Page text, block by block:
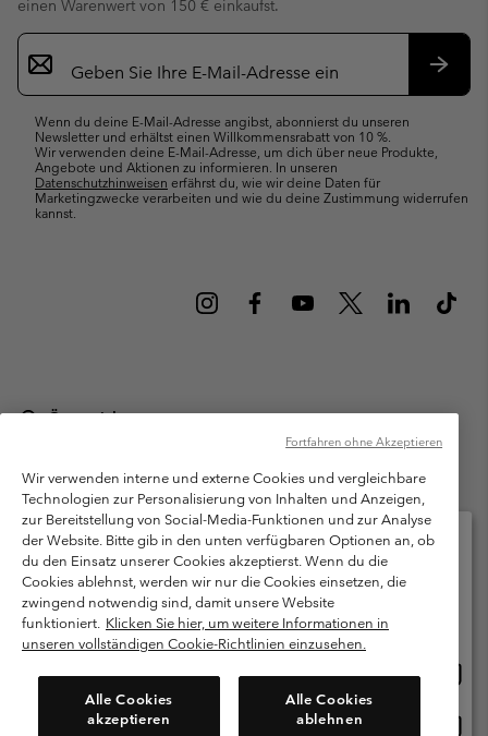
einen Warenwert von 150 € einkaufst.
Newsletter-
Anmeldung
Wenn du deine E-Mail-Adresse angibst, abonnierst du unseren
Newsletter und erhältst einen Willkommensrabatt von 10 %.
Wir verwenden deine E-Mail-Adresse, um dich über neue Produkte,
Angebote und Aktionen zu informieren. In unseren
Datenschutzhinweisen erfährst du, wie wir deine Daten für
Marketingzwecke verarbeiten und wie du deine Zustimmung widerrufen
kannst.
Österreich
Columbia Sportswear Austria GmbH. Moosfeldstraße 1, 5101
Bergheim, Salzburg Österreich. Alle Rechte vorbehalten.
Nutzungsbedingungen
Allgemeine Verkaufsbedingungen
Garantie
Datenschutzerklärung
Bestimmungen und Bedingungen des Mitglieder Programms
Nutzungsbedingungen Für Nutzergenerierte Inhalte
Cookies
Kundenservice: Mo- Fr. 9:00 - 13:00 & 14:00- 18:00 Uhr
(+)43720880525
Wir verwenden interne und externe Cookies und vergleichbare
Technologien zur Personalisierung von Inhalten und Anzeigen,
zur Bereitstellung von Social-Media-Funktionen und zur Analyse
der Website. Bitte gib in den unten verfügbaren Optionen an, ob
du den Einsatz unserer Cookies akzeptierst. Wenn du die
Cookies ablehnst, werden wir nur die Cookies einsetzen, die
zwingend notwendig sind, damit unsere Website
funktioniert. Klicken Sie hier, um weitere Informationen in
unseren vollständigen Cookie-Richtlinien einzusehen.
Alle Cookies
akzeptieren
Alle Cookies
ablehnen
Fortfahren ohne Akzeptieren
Bitte wählen Sie Ihr Lieferland und Ihre Sprache
Online-Einkauf verfügbar
Österreich